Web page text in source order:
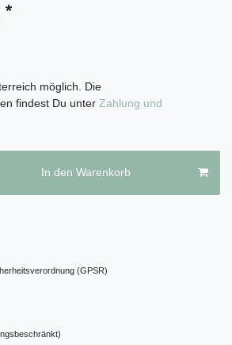
*
möglich. Die
findest Du unter Zahlung und
In den Warenkorb
(GPSR)